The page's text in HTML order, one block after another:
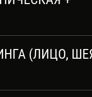
(ЛИЦО,